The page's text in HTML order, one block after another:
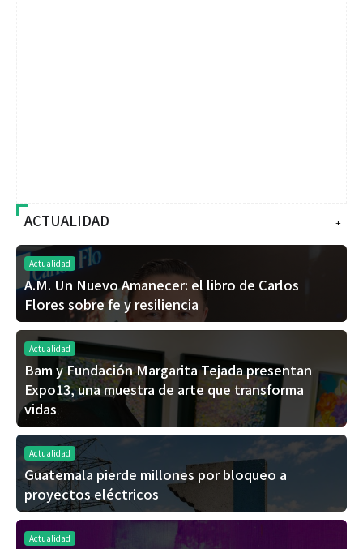
+
ACTUALIDAD
Actualidad
A.M. Un Nuevo Amanecer: el libro de Carlos
Flores sobre fe y resiliencia
Actualidad
Bam y Fundación Margarita Tejada presentan
Expo13, una muestra de arte que transforma
vidas
Actualidad
Guatemala pierde millones por bloqueo a
proyectos eléctricos
Actualidad